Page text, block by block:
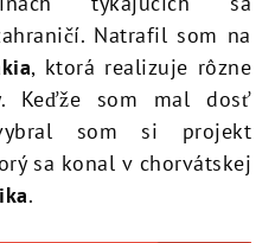
Natrafil som na
, ktorá realizuje rôzne
Keďže som mal dosť
som si projekt
sa konal v chorvátskej
.